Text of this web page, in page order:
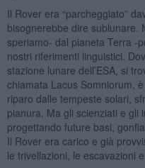
Il Rover era “parcheggiato”
bisognerebbe dire sublunare.
speriamo- dal pianeta Terra -
nostri riferimenti linguistici.
stazione lunare dell’ESA, si
chiamata Lacus Somniorum,
riparo dalle tempeste solari,
pianura. Ma gli scienziati e gli
progettando future basi,
Il Rover era carico e già
le trivellazioni, le escavazioni